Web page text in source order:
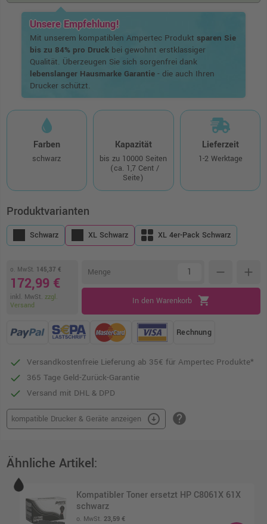
Unsere Empfehlung!
Mit unserem kompatiblen Ampertec Produkt sparen Sie
bis zu 84% pro Druckbei gewohnt erstklassiger
Qualität. Überzeugen Sie sich sorgenfrei dank
lebenslanger Hausmarke Garantie- die auch Ihren
Drucker schützt.
Farben
schwarz
Kapazität
bis zu 10000 Seiten
(ca. 1,7 Cent /
Seite)
Lieferzeit
1-2 Werktage
Produktvarianten
Schwarz XL Schwarz XL 4er-Pack Schwarz
o. MwSt. 145,37 €
172,99 €
inkl. MwSt. zzgl.
Versand
Menge remove add
In den Warenkorb shopping_cart
Rechnung
Versandkostenfreie Lieferung ab 35€ für Ampertec Produkte*
365 Tage Geld-Zurück-Garantie
Versand mit DHL & DPD
kompatible Drucker & Geräte anzeigen arrow_circle_down help
Ähnliche Artikel:
Kompatibler Toner ersetzt HP C8061X 61X
schwarz
o. MwSt. 23,59 €